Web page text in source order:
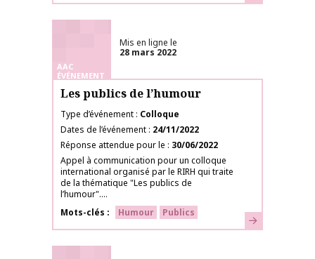
AAC
ÉVÉNEMENT
Mis en ligne le
28 mars 2022
Les publics de l’humour
Type d’événement Colloque
Dates de l’événement 24/11/2022
Réponse attendue pour le
30/06/2022
Appel à communication pour un colloque
international organisé par le RIRH qui traite
de la thématique "Les publics de
l’humour"....
Mots-clés
Humour Publics En savoir plus